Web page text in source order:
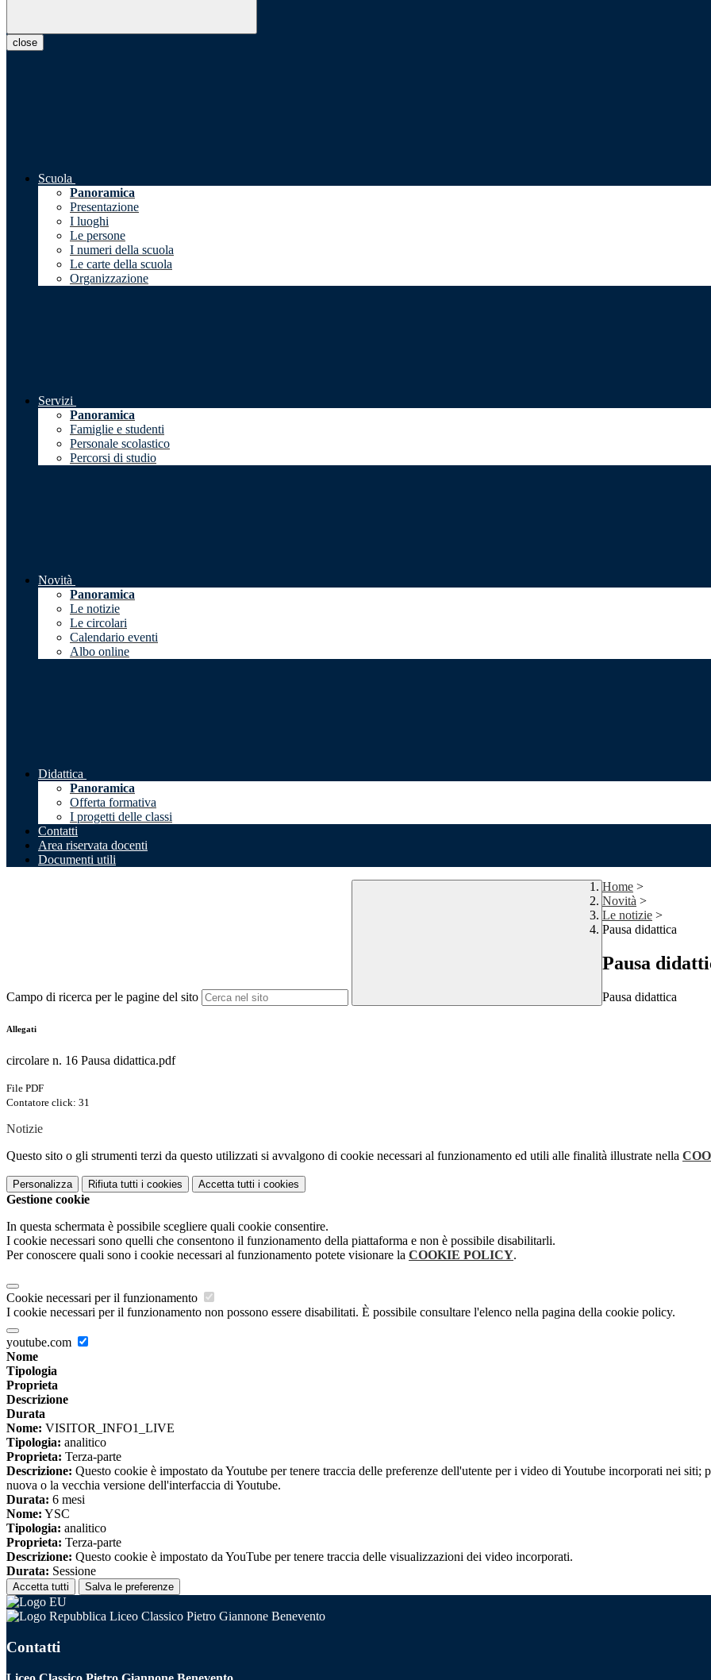
close
Scuola
Panoramica
Presentazione
I luoghi
Le persone
I numeri della scuola
Le carte della scuola
Organizzazione
Servizi
Panoramica
Famiglie e studenti
Personale scolastico
Percorsi di studio
Novità
Panoramica
Le notizie
Le circolari
Calendario eventi
Albo online
Didattica
Panoramica
Offerta formativa
I progetti delle classi
Contatti
Area riservata docenti
Documenti utili
Campo di ricerca per le pagine del sito
Home >
Novità >
Le notizie >
Pausa didattica
Pausa
Pausa didattica
Allegati
circolare n. 16 Pausa didattica.pdf
File PDF
Contatore click: 31
Notizie
Questo sito o gli strumenti terzi da questo utilizzati si avvalgono di cookie necessari al funzionamento ed utili alle finalità illustrate nella
Personalizza Rifiuta tutti i cookies Accetta tutti i cookies
Gestione cookie
In questa schermata è possibile scegliere quali cookie consentire.
I cookie necessari sono quelli che consentono il funzionamento della piattaforma e non è possibile disabilitarli.
Per conoscere quali sono i cookie necessari al funzionamento potete visionare la COOKIE POLICY.
Cookie necessari per il funzionamento
I cookie necessari per il funzionamento non possono essere disabilitati. È possibile consultare l'elenco nella pagina della cookie policy.
youtube.com
Nome
Tipologia
Proprieta
Descrizione
Durata
Nome: VISITOR_INFO1_LIVE
Tipologia: analitico
Proprieta: Terza-parte
Descrizione: Questo cookie è impostato da Youtube per tenere traccia delle preferenze dell'utente per i video di Youtube incorporati nei
nuova o la vecchia versione dell'interfaccia di Youtube.
Durata: 6 mesi
Nome: YSC
Tipologia: analitico
Proprieta: Terza-parte
Descrizione: Questo cookie è impostato da YouTube per tenere traccia delle visualizzazioni dei video incorporati.
Durata: Sessione
Accetta tutti Salva le preferenze
Liceo Classico Pietro Giannone Benevento
Contatti